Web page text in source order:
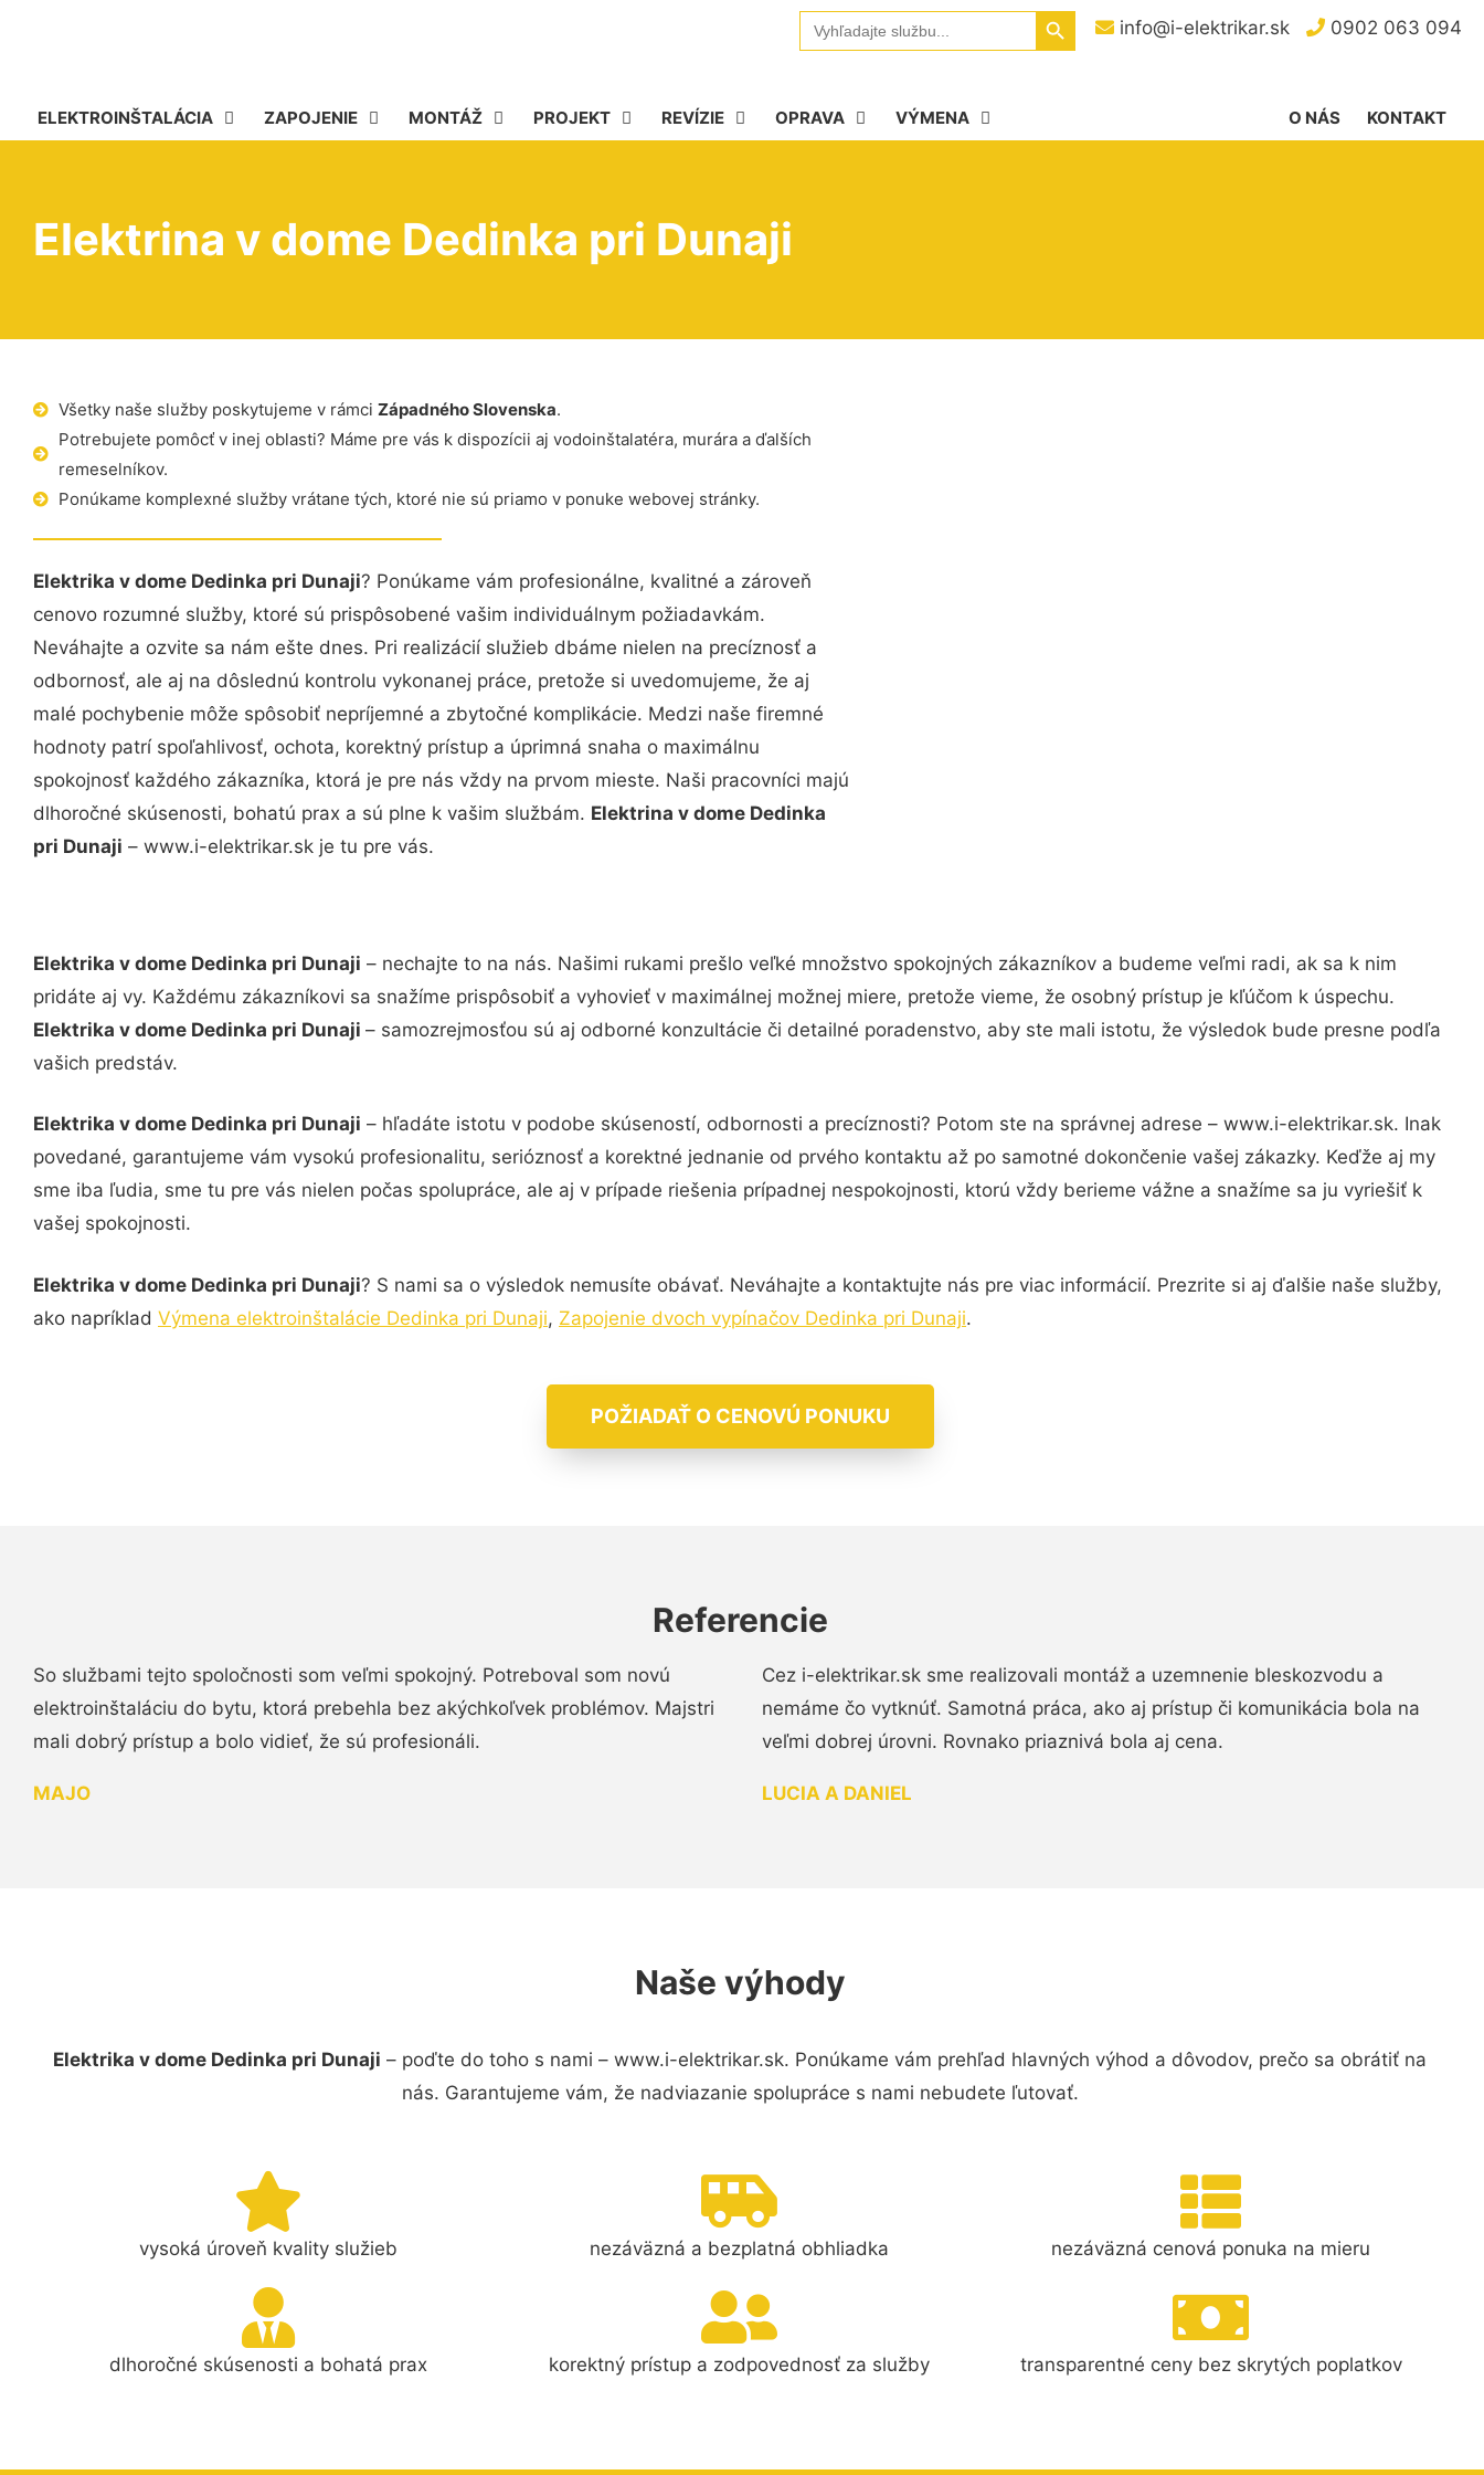
info@i-elektrikar.sk 0902 063 094
Search
for:
Search Button
ELEKTROINŠTALÁCIA ZAPOJENIE MONTÁŽ PROJEKT REVÍZIE OPRAVA VÝMENA KONTAKT
O NÁS
Elektrina v dome Dedinka pri Dunaji
Všetky naše služby poskytujeme v rámci Západného Slovenska.
Potrebujete pomôcť v inej oblasti? Máme pre vás k dispozícii aj vodoinštalatéra, murára a ďalších
remeselníkov.
Ponúkame komplexné služby vrátane tých, ktoré nie sú priamo v ponuke webovej stránky.
Elektrika v dome Dedinka pri Dunaji? Ponúkame vám profesionálne, kvalitné a zároveň
cenovo rozumné služby, ktoré sú prispôsobené vašim individuálnym požiadavkám.
Neváhajte a ozvite sa nám ešte dnes. Pri realizácií služieb dbáme nielen na precíznosť a
odbornosť, ale aj na dôslednú kontrolu vykonanej práce, pretože si uvedomujeme, že aj
malé pochybenie môže spôsobiť nepríjemné a zbytočné komplikácie. Medzi naše firemné
hodnoty patrí spoľahlivosť, ochota, korektný prístup a úprimná snaha o maximálnu
spokojnosť každého zákazníka, ktorá je pre nás vždy na prvom mieste. Naši pracovníci majú
dlhoročné skúsenosti, bohatú prax a sú plne k vašim službám. Elektrina v dome Dedinka
pri Dunaji – www.i-elektrikar.sk je tu pre vás.
Elektrika v dome Dedinka pri Dunaji – nechajte to na nás. Našimi rukami prešlo veľké množstvo spokojných zákazníkov a budeme veľmi radi, ak sa k nim
pridáte aj vy. Každému zákazníkovi sa snažíme prispôsobiť a vyhovieť v maximálnej možnej miere, pretože vieme, že osobný prístup je kľúčom k úspechu.
Elektrika v dome Dedinka pri Dunaji – samozrejmosťou sú aj odborné konzultácie či detailné poradenstvo, aby ste mali istotu, že výsledok bude presne podľa
vašich predstáv.
Elektrika v dome Dedinka pri Dunaji – hľadáte istotu v podobe skúseností, odbornosti a precíznosti? Potom ste na správnej adrese – www.i-elektrikar.sk. Inak
povedané, garantujeme vám vysokú profesionalitu, serióznosť a korektné jednanie od prvého kontaktu až po samotné dokončenie vašej zákazky. Keďže aj my
sme iba ľudia, sme tu pre vás nielen počas spolupráce, ale aj v prípade riešenia prípadnej nespokojnosti, ktorú vždy berieme vážne a snažíme sa ju vyriešiť k
vašej spokojnosti.
Elektrika v dome Dedinka pri Dunaji? S nami sa o výsledok nemusíte obávať. Neváhajte a kontaktujte nás pre viac informácií. Prezrite si aj ďalšie naše služby,
ako napríklad Výmena elektroinštalácie Dedinka pri Dunaji, Zapojenie dvoch vypínačov Dedinka pri Dunaji.
POŽIADAŤ O CENOVÚ PONUKU
Referencie
So službami tejto spoločnosti som veľmi spokojný. Potreboval som novú
elektroinštaláciu do bytu, ktorá prebehla bez akýchkoľvek problémov. Majstri
mali dobrý prístup a bolo vidieť, že sú profesionáli.
MAJO
Cez i-elektrikar.sk sme realizovali montáž a uzemnenie bleskozvodu a
nemáme čo vytknúť. Samotná práca, ako aj prístup či komunikácia bola na
veľmi dobrej úrovni. Rovnako priaznivá bola aj cena.
LUCIA A DANIEL
Naše výhody
Elektrika v dome Dedinka pri Dunaji – poďte do toho s nami – www.i-elektrikar.sk. Ponúkame vám prehľad hlavných výhod a dôvodov, prečo sa obrátiť na
nás. Garantujeme vám, že nadviazanie spolupráce s nami nebudete ľutovať.
vysoká úroveň kvality služieb nezáväzná a bezplatná obhliadka nezáväzná cenová ponuka na mieru
dlhoročné skúsenosti a bohatá prax korektný prístup a zodpovednosť za služby transparentné ceny bez skrytých poplatkov